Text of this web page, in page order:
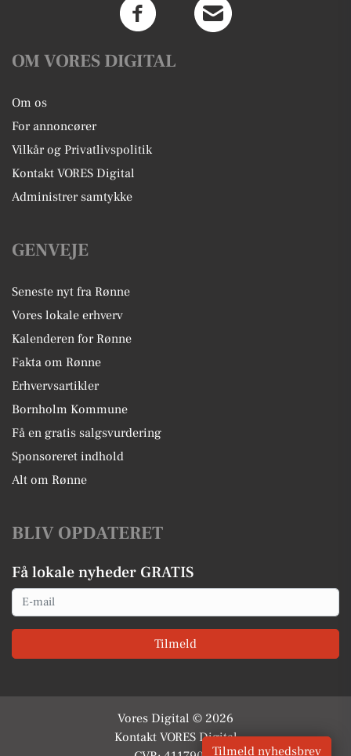
OM VORES DIGITAL
Om os
For annoncører
Vilkår og Privatlivspolitik
Kontakt VORES Digital
Administrer samtykke
GENVEJE
Seneste nyt fra Rønne
Vores lokale erhverv
Kalenderen for Rønne
Fakta om Rønne
Erhvervsartikler
Bornholm Kommune
Få en gratis salgsvurdering
Sponsoreret indhold
Alt om Rønne
BLIV OPDATERET
Få lokale nyheder GRATIS
Email
Tilmeld
Vores Digital © 2026
Kontakt VORES Digital
Tilmeld nyhedsbrev